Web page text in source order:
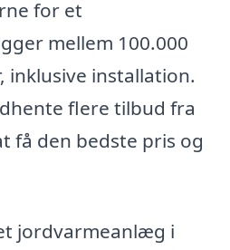
for et
mellem 100.000
inklusive installation.
flere tilbud fra
få den bedste pris og
jordvarmeanlæg i